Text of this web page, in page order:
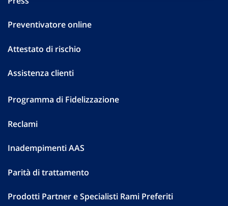
Preventivatore online
Attestato di rischio
Assistenza clienti
Programma di Fidelizzazione
Reclami
Inadempimenti AAS
Parità di trattamento
Prodotti Partner e Specialisti Rami Preferiti